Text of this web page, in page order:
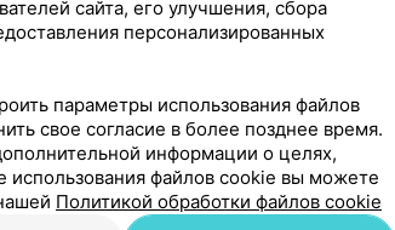
Анна Александровна
2 отзыва
5.0
о месте работы
сайта, его улучшения, сбора
персонализированных
параметры использования файлов
свое согласие в более позднее время.
информации о целях,
использования файлов cookie вы можете
Политикой обработки файлов cookie